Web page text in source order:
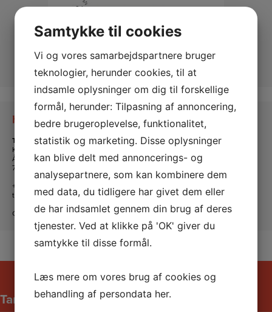
Kontakt os
Tante Andante Hus
KFUM og KFUK i Lemvig
Ågade 5
7620 Lemvig
+45 20 16 24 11
tanteandante@kfum-kfuk.dk
CVR: 30771397
Tante Andantes hus
Samtykke til cookies
Vi og vores samarbejdspartnere bruger
teknologier, herunder cookies, til at
indsamle oplysninger om dig til forskellige
formål, herunder: Tilpasning af annoncering,
bedre brugeroplevelse, funktionalitet,
statistik og marketing. Disse oplysninger
kan blive delt med annoncerings- og
analysepartnere, som kan kombinere dem
med data, du tidligere har givet dem eller
de har indsamlet gennem din brug af deres
tjenester. Ved at klikke på 'OK' giver du
samtykke til disse formål.
Læs mere om vores brug af cookies og
behandling af persondata her.